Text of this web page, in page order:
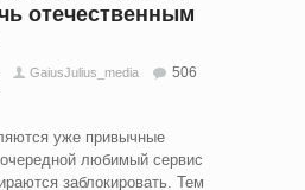
отечественным
GaiusJulius_media
506
уже привычные
любимый сервис
заблокировать. Тем